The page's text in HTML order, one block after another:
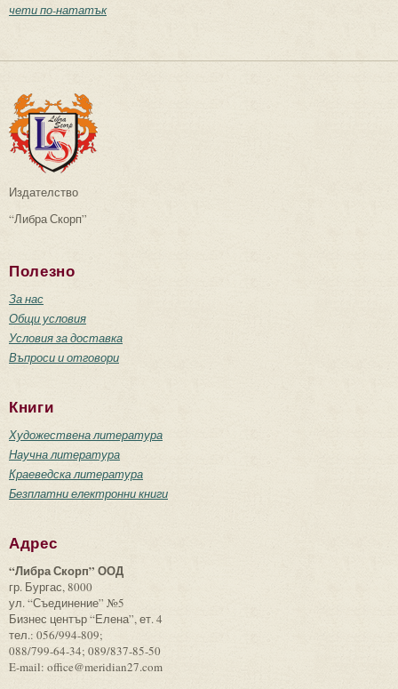
чети по-нататък
Издателство
“Либра Скорп”
Полезно
За нас
Общи условия
Условия за доставка
Въпроси и отговори
Книги
Художествена литература
Научна литература
Краеведска литература
Безплатни електронни книги
Адрес
“Либра Скорп” ООД
гр. Бургас, 8000
ул. “Съединение” №5
Бизнес център “Елена”, ет. 4
тел.: 056/994-809;
088/799-64-34; 089/837-85-50
E-mail: office@meridian27.com